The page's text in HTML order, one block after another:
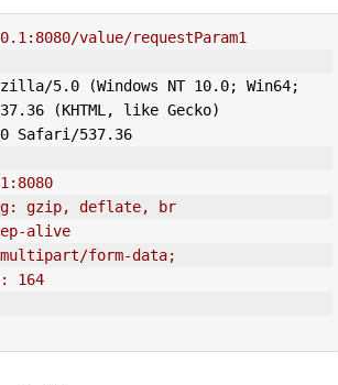
value/requestParam1
/5.0 (Windows NT 10.0; Win64;
(KHTML , like Gecko)
Safari /537.36
gzip, deflate, br
alive
multipart/form-data;
164